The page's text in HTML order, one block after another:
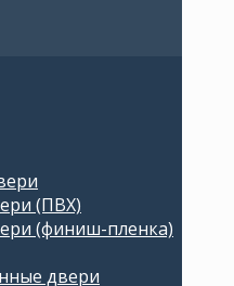
(ПВХ)
(финиш-пленка)
двери